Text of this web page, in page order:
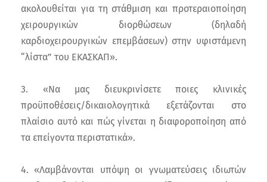
ακολουθείται για τη στάθμιση και προτεραιοποίηση
χειρουργικών διορθώσεων (δηλαδή
καρδιοχειρουργικών επεμβάσεων) στην υφιστάμενη
“λίστα” του ΕΚΑΣΚΑΠ».
3. «Να μας διευκρινίσετε ποιες κλινικές
προϋποθέσεις/δικαιολογητικά εξετάζονται στο
πλαίσιο αυτό και πώς γίνεται η διαφοροποίηση από
τα επείγοντα περιστατικά».
4. «Λαμβάνονται υπόψη οι γνωματεύσεις ιδιωτών